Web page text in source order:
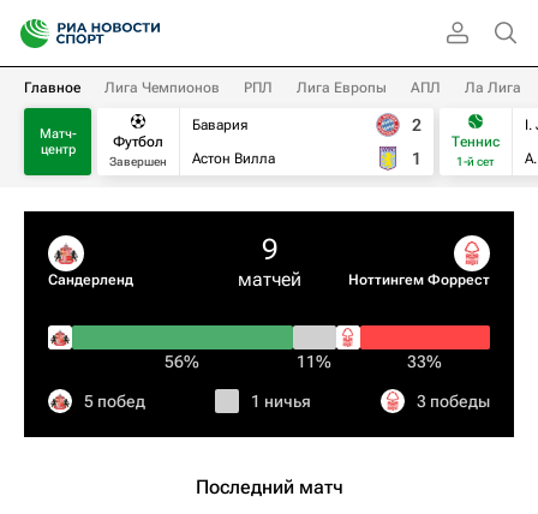
Главное Лига Чемпионов РПЛ Лига Европы АПЛ Ла Лига
Матч-
центр
Футбол
Завершен
Бавария
Астон Вилла
2
1
Теннис
1-й сет
I.
Сандерленд
9
матчей Ноттингем Форрест
56% 11% 33%
5 побед 1 ничья 3 победы
Последний матч